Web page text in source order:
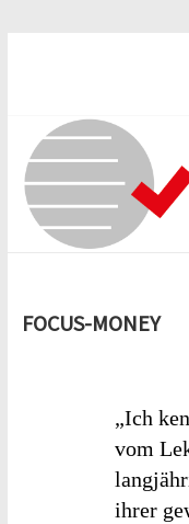
FOCUS-MONEY
„Ich
vom
ihrer